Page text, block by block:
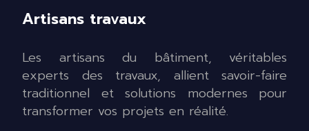
Artisans travaux
Les artisans du bâtiment, véritables
experts des travaux, allient savoir-faire
traditionnel et solutions modernes pour
transformer vos projets en réalité.